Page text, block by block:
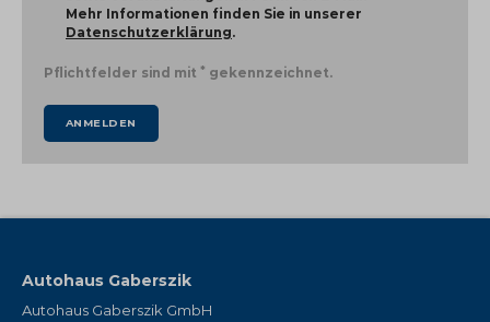
Mehr Informationen finden Sie in unserer
Datenschutzerklärung.
Pflichtfelder sind mit * gekennzeichnet.
ANMELDEN
Autohaus Gaberszik
Autohaus Gaberszik GmbH